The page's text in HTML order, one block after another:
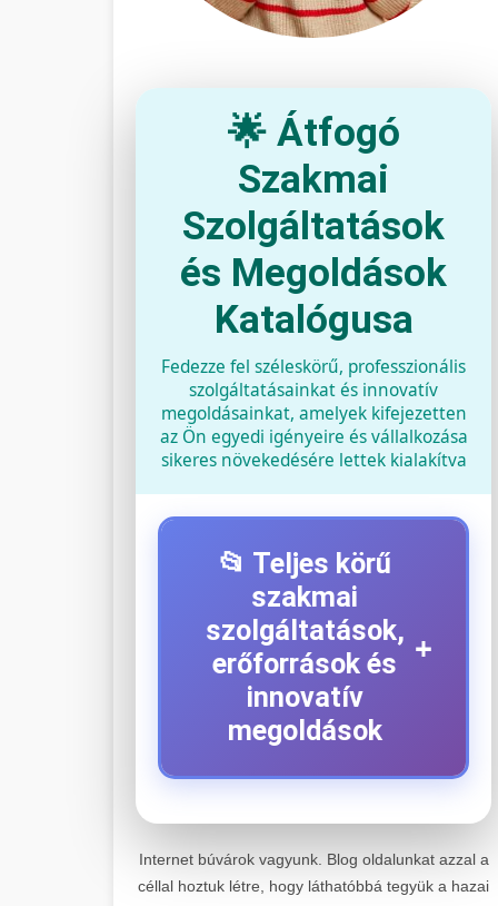
🌟 Átfogó
Szakmai
Szolgáltatások
és Megoldások
Katalógusa
Fedezze fel széleskörű, professzionális
szolgáltatásainkat és innovatív
megoldásainkat, amelyek kifejezetten
az Ön egyedi igényeire és vállalkozása
sikeres növekedésére lettek kialakítva
📂 Teljes körű
szakmai
szolgáltatások,
erőforrások és
innovatív
megoldások
+
+
Kiemelkedő szakértelemmel
Internet búvárok vagyunk. Blog oldalunkat azzal a
céllal hoztuk létre, hogy láthatóbbá tegyük a hazai